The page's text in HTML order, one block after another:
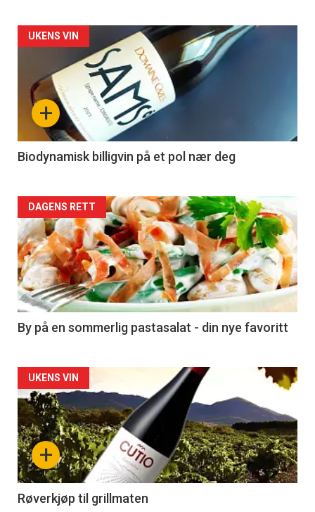
Forsiden
akkurat
nå
4
+
UKENS VIN
Biodynamisk billigvin på et pol nær deg
Forsiden
akkurat
nå
-
5
DAGENS RETT
By på en sommerlig pastasalat - din nye favoritt
Forsiden
akkurat
nå
-
6
+
UKENS VIN
Røverkjøp til grillmaten